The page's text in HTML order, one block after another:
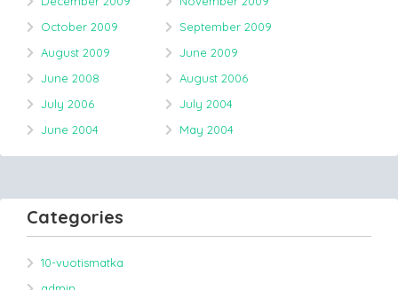
October 2009
September 2009
August 2009
June 2009
June 2008
August 2006
July 2006
July 2004
June 2004
May 2004
Categories
10-vuotismatka